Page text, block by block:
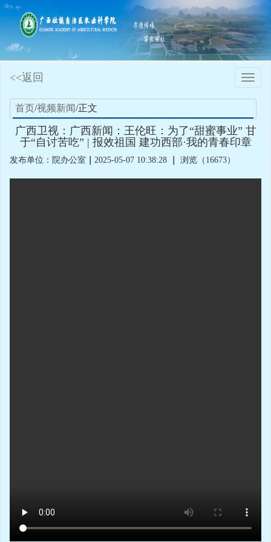
Toggle
<<返回
首页/视频新闻/正文
广西卫视：广西新闻：王伦旺：为了“甜蜜事业” 甘
于“自讨苦吃” | 报效祖国 建功西部·我的青春印章
发布单位：院办公室 2025-05-07 10:38:28 浏览（16673）